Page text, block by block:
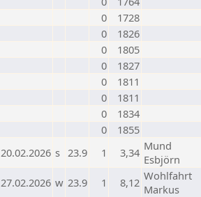
0
1728
0
1826
0
1805
0
1827
0
1811
0
1811
0
1834
0
1855
20.02.2026 s 23.9 1 3,34 Mund
Esbjörn
27.02.2026 w 23.9 1 8,12 Wohlfahrt
Markus